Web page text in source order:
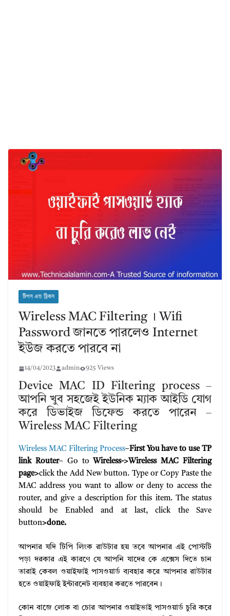
টিপস এন্ড ট্রিকস
Wireless MAC Filtering । Wifi
Password জানতে পারলেও Internet
ইউজ করতে পারবে না
14/04/2023 admin 925 Views
Device MAC ID Filtering process –
আপনি খুব সহজেই ইউনিক ম্যাক আইডি যোগ
করে ডিভাইজ ডিফেন্ড করতে পারেন –
Wireless MAC Filtering
Wireless MAC Filtering Process–First You have to use TP
link Router– Go to Wireless->Wireless MAC Filtering
page>click the Add New button. Type or Copy Paste the
MAC address you want to allow or deny to access the
router, and give a description for this item. The status
should be Enabled and at last, click the Save
button>done.
আপনার যদি টিপি লিংক রাউটার হয় তবে আপনার এই পোস্টটি
পড়া দরকার এই কারণে যে আপনি যাদের কে এক্সেস দিতে চান
তারাই কেবল ওয়াইফাই পাসওয়ার্ড ব্যবহার করে আপনার রাউটার
হতে ওয়াইফাই ইন্টারনেট ব্যবহার করতে পারবেন।
কোন বাজে লোক বা চোর আপনার ওয়াইভাই পাসওয়ার্ড চুরি করে